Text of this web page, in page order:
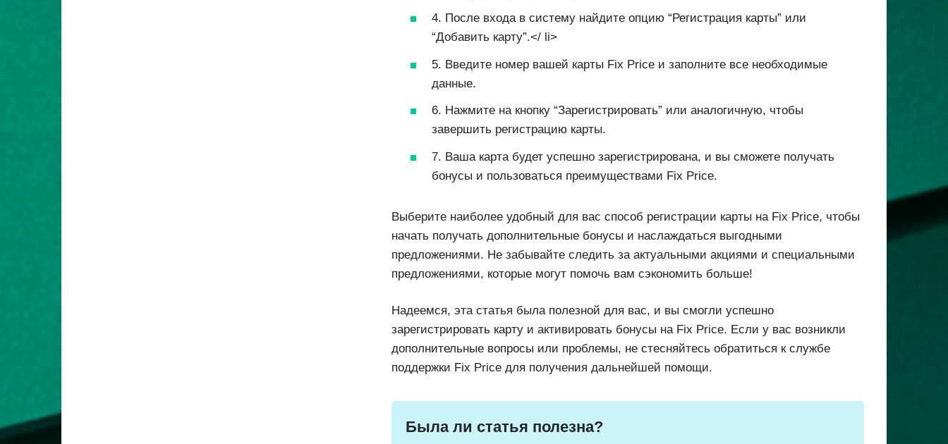
4. После входа в систему найдите опцию “Регистрация карты” или
“Добавить карту”.</ li>
5. Введите номер вашей карты Fix Price и заполните все необходимые
данные.
6. Нажмите на кнопку “Зарегистрировать” или аналогичную, чтобы
завершить регистрацию карты.
7. Ваша карта будет успешно зарегистрирована, и вы сможете получать
бонусы и пользоваться преимуществами Fix Price.
Выберите наиболее удобный для вас способ регистрации карты на Fix Price, чтобы
начать получать дополнительные бонусы и наслаждаться выгодными
предложениями. Не забывайте следить за актуальными акциями и специальными
предложениями, которые могут помочь вам сэкономить больше!
Надеемся, эта статья была полезной для вас, и вы смогли успешно
зарегистрировать карту и активировать бонусы на Fix Price. Если у вас возникли
дополнительные вопросы или проблемы, не стесняйтесь обратиться к службе
поддержки Fix Price для получения дальнейшей помощи.
Была ли статья полезна?